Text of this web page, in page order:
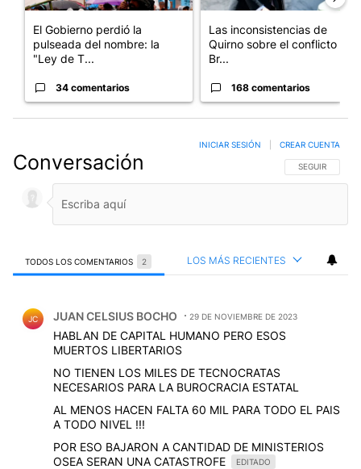
El Gobierno perdió la
pulseada del nombre: la
"Ley de T...
34 comentarios
Las inconsistencias de
Quirno sobre el conflicto con
Br...
168 comentarios
Conversación SIGA ESTA
SEGUIR
INICIAR SESIÓN CREAR CUENTA
TODOS LOS COMENTARIOS 2 LOS MÁS RECIENTES
JC JUAN CELSIUS BOCHO 29 DE NOVIEMBRE DE 2023
HABLAN DE CAPITAL HUMANO PERO ESOS
MUERTOS LIBERTARIOS
NO TIENEN LOS MILES DE TECNOCRATAS
NECESARIOS PARA LA BUROCRACIA ESTATAL
AL MENOS HACEN FALTA 60 MIL PARA TODO EL PAIS
A TODO NIVEL !!!
POR ESO BAJARON A CANTIDAD DE MINISTERIOS
OSEA SERAN UNA CATASTROFE
EDITADO